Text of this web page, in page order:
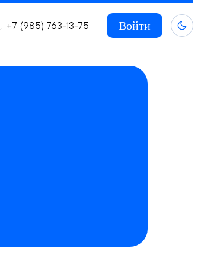
, +7 (985) 763-13-75 Войти